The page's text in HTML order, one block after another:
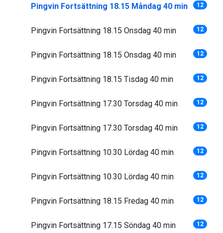
Pingvin Fortsättning 18.15 Måndag 40 min 12
Pingvin Fortsättning 18.15 Onsdag 40 min 12
Pingvin Fortsättning 18.15 Onsdag 40 min 12
Pingvin Fortsättning 18.15 Tisdag 40 min 12
Pingvin Fortsättning 17.30 Torsdag 40 min 12
Pingvin Fortsättning 17.30 Torsdag 40 min 12
Pingvin Fortsättning 10.30 Lördag 40 min 12
Pingvin Fortsättning 10.30 Lördag 40 min 12
Pingvin Fortsättning 18.15 Fredag 40 min 12
Pingvin Fortsättning 17.15 Söndag 40 min 12